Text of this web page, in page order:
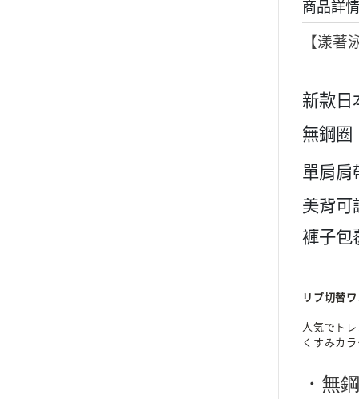
商品詳情
【漾著
新款日
無鋼圈
單肩肩
美背可
褲子包
リブ切替
人気でト
くすみカ
・無